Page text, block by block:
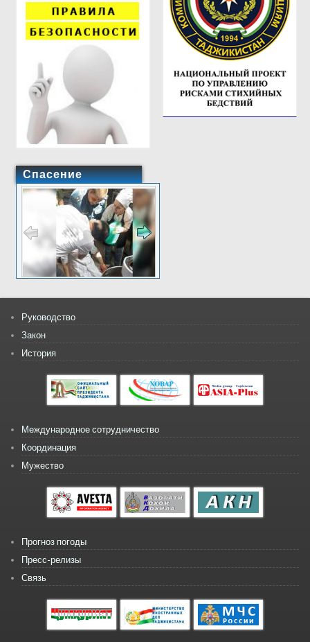
Спасение
Руководство
Закон
История
Международное сотрудничество
Координация
Мужество
Прогноз погоды
Пресс-релизы
Связь